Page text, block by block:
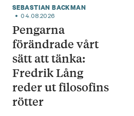
SEBASTIAN BACKMAN
04.08.2026
Pengarna
förändrade vårt
sätt att tänka:
Fredrik Lång
reder ut filosofins
rötter